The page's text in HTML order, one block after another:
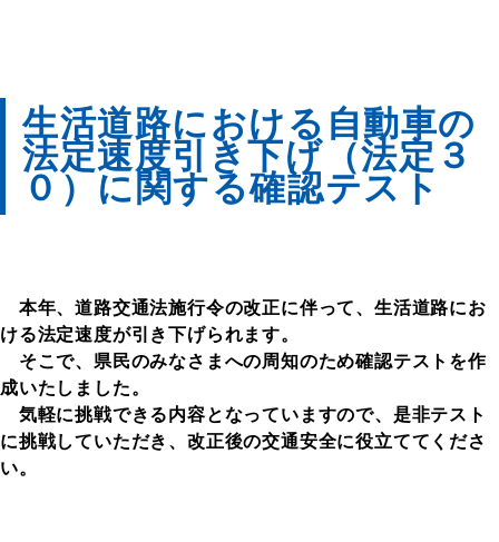
生活道路における自動車の
法定速度引き下げ（法定３
０）に関する確認テスト
本年、道路交通法施行令の改正に伴って、生活道路にお
ける法定速度が引き下げられます。
そこで、県民のみなさまへの周知のため確認テストを作
成いたしました。
気軽に挑戦できる内容となっていますので、是非テスト
に挑戦していただき、改正後の交通安全に役立ててくださ
い。